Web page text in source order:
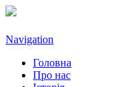
Navigation
Головна
Про нас